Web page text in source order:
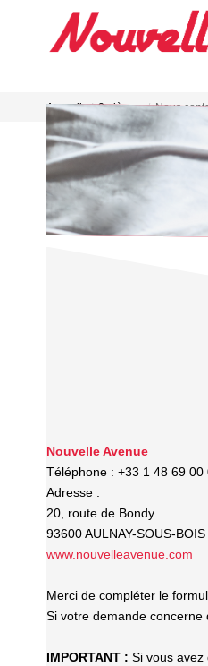
Accueil 2 pièces Nous
Nouvelle Avenue
Téléphone : +33 1 48 69 00
Adresse :
20, route de Bondy
93600AULNAY-SOUS-BOIS
www.nouvelleavenue.com
Merci de compléter le
Si votre demande concerne
IMPORTANT : Si vous